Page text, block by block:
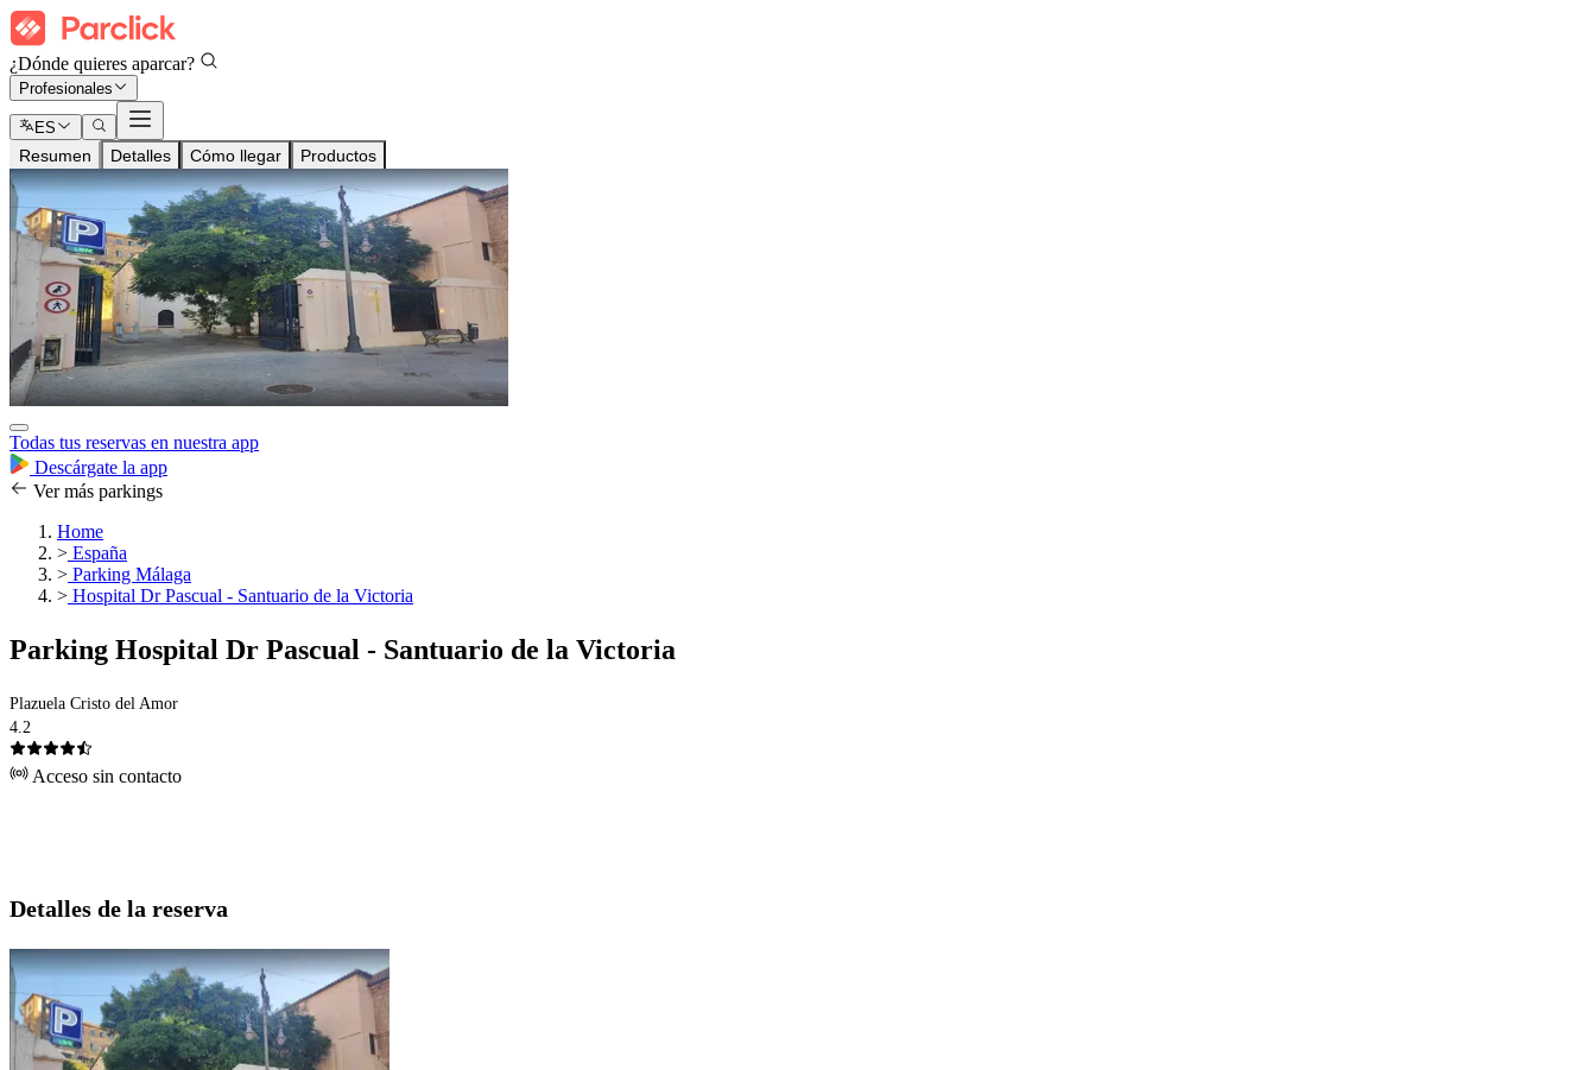
¿Dónde quieres aparcar?
Profesionales
ES
Resumen Detalles Cómo llegar Productos
Todas tus reservas en nuestra app
Descárgate la app
Ver más parkings
Home
> España
> Parking Málaga
> Hospital Dr Pascual - Santuario de la Victoria
Parking Hospital Dr Pascual - Santuario de la Victoria
Plazuela Cristo del Amor
4.2
Acceso sin contacto
Detalles de la reserva